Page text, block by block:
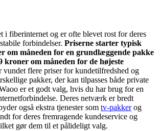
i fiberinternet og er ofte blevet rost for deres
forbindelser. Priserne starter typisk
om måneden for en grundlæggende pakke
kroner om måneden for de højeste
vundet flere priser for kundetilfredshed og
pakker, der kan tilpasses både private
er et godt valg, hvis du har brug for en
Deres netværk er bredt
også ekstra tjenester som tv-pakkerog
for deres fremragende kundeservice og
gør dem til et pålideligt valg.